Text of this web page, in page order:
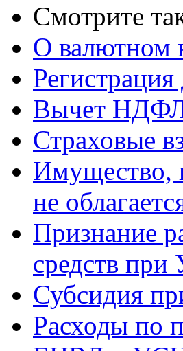
Смотрите
О валютном
Вычет НДФЛ
Страховые
Имущество,
не
Признание
средств
Субсидия
Расходы по